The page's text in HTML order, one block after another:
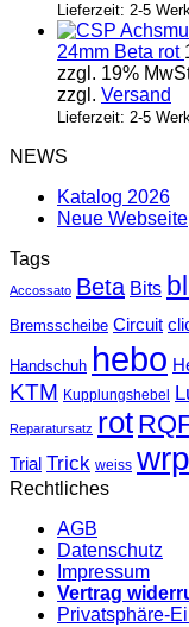
Lieferzeit: 2-5
24mm Beta rot
zzgl. 19%
zzgl. Versand
Lieferzeit: 2-5
NEWS
Katalog 2026
Neue Webseite
Tags
Accossato Beta Bits
Bremsscheibe Circuit
Handschuh hebo
KTM Kupplungshebel
Reparatursatz rot
Trial Trick weiss wrp
Rechtliches
AGB
Datenschutz
Impressum
Vertrag
Privatsphäre-